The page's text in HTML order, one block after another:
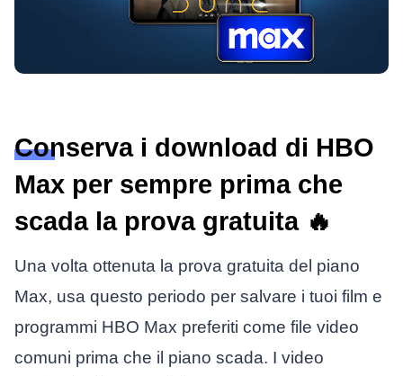
Conserva i download di HBO
Max per sempre prima che
scada la prova gratuita 🔥
Una volta ottenuta la prova gratuita del piano
Max, usa questo periodo per salvare i tuoi film e
programmi HBO Max preferiti come file video
comuni prima che il piano scada. I video